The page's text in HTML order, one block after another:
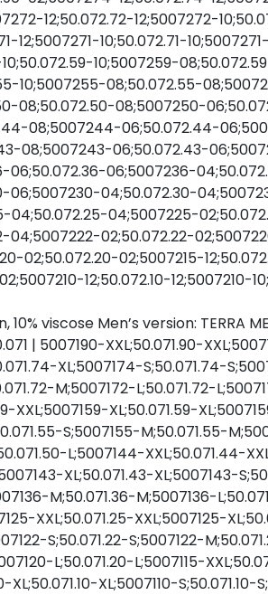
12;50.072.72-12;5007272-
10;50.072.71-
10;5007259-
10;5007255-08;50.072.55-
08;50.072.50-08;5007250-
08;5007244-06;50.072.44-
08;5007243-06;50.072.43-
06;50.072.36-06;5007236-
06;5007230-04;50.072.30-
04;5007225-
02;50.072.22-
02;5007215-
12;50.072.10-12;5007210-
viscose Men’s version: TERRA
5007190-XXL;50.071.90-
XL;5007174-S;50.071.74-
M;5007172-L;50.071.72-
XXL;5007159-XL;50.071.59-
S;5007155-M;50.071.55-
L;5007144-XXL;50.071.44-
XL;50.071.43-XL;5007143-
M;50.071.36-M;5007136-
XXL;50.071.25-XXL;5007125-
S;50.071.22-S;5007122-
L;50.071.20-L;5007115-
XL;5007110-